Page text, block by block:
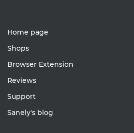
Home page
Shops
Browser Extension
Reviews
Support
Sanely's blog